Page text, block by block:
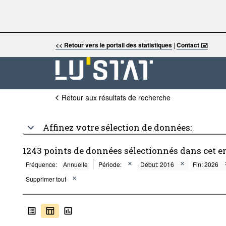
<< Retour vers le portail des statistiques |Contact 🖃
Retour aux résultats de recherche
Affinez votre sélection de données:
1243 points de données sélectionnés dans cet
Fréquence: Annuelle Période: Début: 2016
Fin: 2026
Supprimer tout